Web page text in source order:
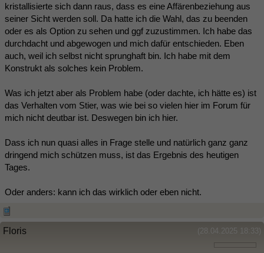
kristallisierte sich dann raus, dass es eine Affärenbeziehung aus
seiner Sicht werden soll. Da hatte ich die Wahl, das zu beenden
oder es als Option zu sehen und ggf zuzustimmen. Ich habe das
durchdacht und abgewogen und mich dafür entschieden. Eben
auch, weil ich selbst nicht sprunghaft bin. Ich habe mit dem
Konstrukt als solches kein Problem.
Was ich jetzt aber als Problem habe (oder dachte, ich hätte es) ist
das Verhalten vom Stier, was wie bei so vielen hier im Forum für
mich nicht deutbar ist. Deswegen bin ich hier.
Dass ich nun quasi alles in Frage stelle und natürlich ganz ganz
dringend mich schützen muss, ist das Ergebnis des heutigen
Tages.
Oder anders: kann ich das wirklich oder eben nicht.
(28.04.2025 18:33)
Floris